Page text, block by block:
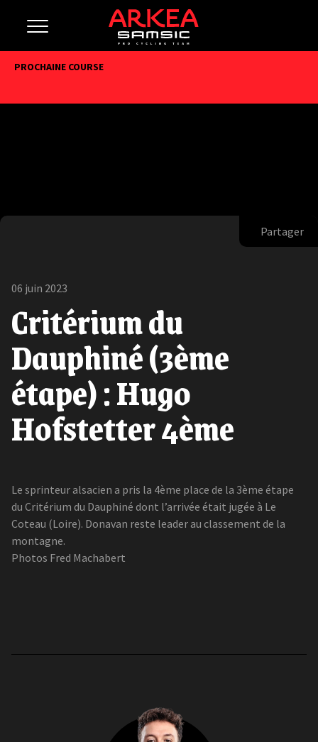
PROCHAINE COURSE
Partager
06 juin 2023
Critérium du
Dauphiné (3ème
étape) : Hugo
Hofstetter 4ème
Le sprinteur alsacien a pris la 4ème place de la 3ème étape
du Critérium du Dauphiné dont l’arrivée était jugée à Le
Coteau (Loire). Donavan reste leader au classement de la
montagne.
Photos Fred Machabert